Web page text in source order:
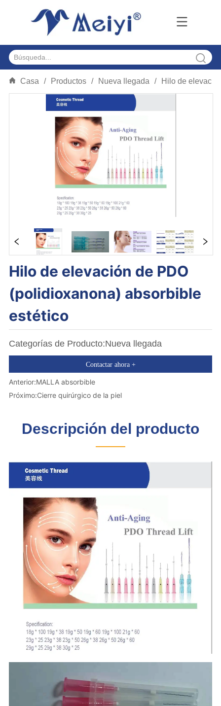
Casa / Productos / Nueva llegada / Hilo de
Hilo de elevación de PDO
(polidioxanona) absorbible
estético
Categorías de Producto:Nueva llegada
Contactar ahora +
Anterior:MALLA absorbible
Próximo:Cierre quirúrgico de la piel
Descripción del producto